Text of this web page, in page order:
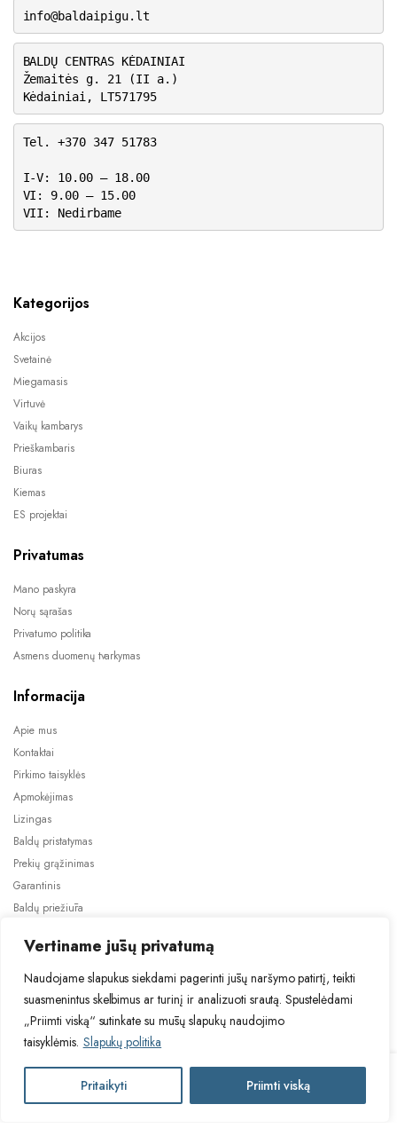
Vertiname jūsų privatumą
Naudojame slapukus siekdami pagerinti jūsų naršymo patirtį, teikti
suasmenintus skelbimus ar turinį ir analizuoti srautą. Spustelėdami
„Priimti viską“ sutinkate su mūsų slapukų naudojimo
taisyklėmis. Slapukų politika
Pritaikyti Priimti viskąĮ krepšelį
info@baldaipigu.lt
BALDŲ CENTRAS KĖDAINIAI
Žemaitės g. 21 (II a.)
Kėdainiai, LT571795
Tel. +370 347 51783
I-V: 10.00 – 18.00
VI: 9.00 – 15.00
VII: Nedirbame
Kategorijos
Akcijos
Svetainė
Miegamasis
Virtuvė
Vaikų kambarys
Prieškambaris
Biuras
Kiemas
ES projektai
Privatumas
Mano paskyra
Norų sąrašas
Privatumo politika
Asmens duomenų tvarkymas
Informacija
Apie mus
Kontaktai
Pirkimo taisyklės
Apmokėjimas
Lizingas
Baldų pristatymas
Prekių grąžinimas
Garantinis
Baldų priežiūra
2024 © Visos teisės saugomos. Be TauBaldai.lt sutikimo draudžiama
Asmens duomenų tvarkymas